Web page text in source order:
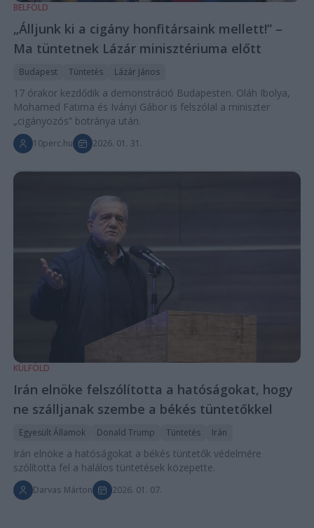
BELFÖLD
„Álljunk ki a cigány honfitársaink mellett!” –
Ma tüntetnek Lázár minisztériuma előtt
Budapest Tüntetés Lázár János
17 órakor kezdődik a demonstráció Budapesten. Oláh Ibolya,
Mohamed Fatima és Iványi Gábor is felszólal a miniszter
„cigányozós” botránya után.
10perc.hu 2026. 01. 31.
KÜLFÖLD
Irán elnöke felszólította a hatóságokat, hogy
ne szálljanak szembe a békés tüntetőkkel
Egyesült Államok Donald Trump Tüntetés Irán
Irán elnöke a hatóságokat a békés tüntetők védelmére
szólította fel a halálos tüntetések közepette.
Darvas Márton 2026. 01. 07.